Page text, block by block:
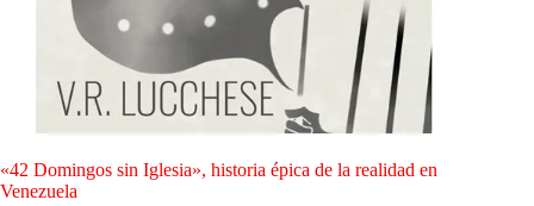
«42 Domingos sin Iglesia», historia épica de la realidad en
Venezuela